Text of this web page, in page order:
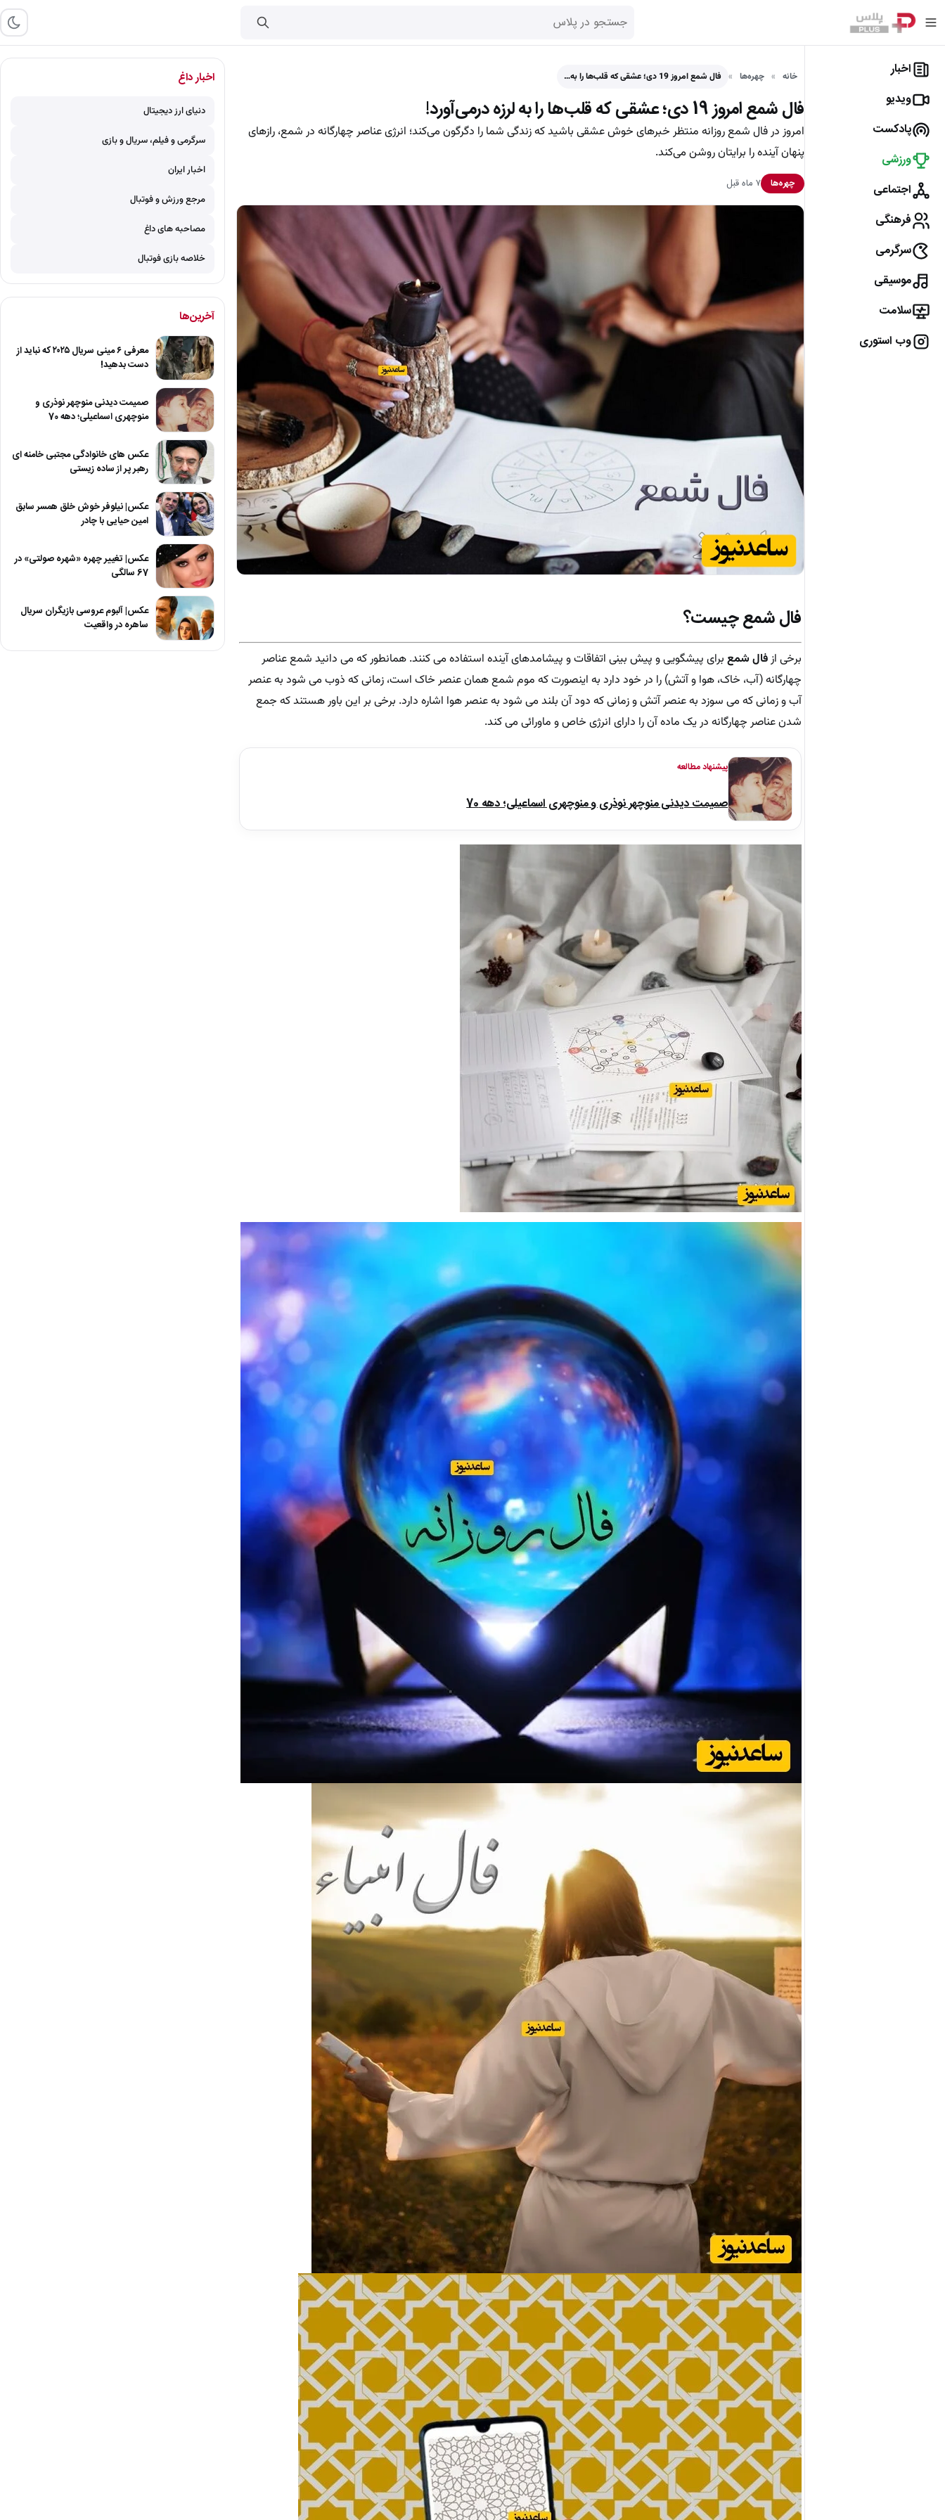
اخبار
ویدیو
پادکست
ورزشی
اجتماعی
فرهنگی
سرگرمی
موسیقی
سلامت
وب استوری
خانه چهره‌ها فال شمع امروز 19 دی؛ عشقی که قلب‌ها را به…
فال شمع امروز 19 دی؛ عشقی که قلب‌ها را به لرزه درمی‌آورد!
امروز در فال شمع روزانه منتظر خبرهای خوش عشقی باشید که زندگی شما را دگرگون می‌کند؛ انرژی عناصر چهارگانه در شمع، رازهای
پنهان آینده را برایتان روشن می‌کند.
چهره‌ها ۷ ماه قبل
فال شمع چیست؟
برخی ازفال شمع برای پیشگویی و پیش بینی اتفاقات و پیشامدهای آینده استفاده می کنند. همانطور که می دانید شمع عناصر
چهارگانه (آب، خاک، هوا و آتش) را در خود دارد به اینصورت که موم شمع همان عنصر خاک است، زمانی که ذوب می شود به عنصر
آب و زمانی که می سوزد به عنصر آتش و زمانی که دود آن بلند می شود به عنصر هوا اشاره دارد. برخی بر این باور هستند که جمع
شدن عناصر چهارگانه در یک ماده آن را دارای انرژی خاص و ماورائی می کند.
پیشنهاد مطالعه
صمیمت دیدنی منوچهر نوذری و منوچهری اسماعیلی؛ دهه 70
اخبار داغ
دنیای ارز دیجیتال
سرگرمی و فیلم، سریال و بازی
اخبار ایران
مرجع ورزش و فوتبال
مصاحبه های داغ
خلاصه بازی فوتبال
آخرین‌ها
معرفی ۶ مینی سریال ۲۰۲۵ که نباید از
دست بدهید!
صمیمت دیدنی منوچهر نوذری و
منوچهری اسماعیلی؛ دهه 70
عکس های خانوادگی مجتبی خامنه ای
رهبر پر از ساده زیستی
عکس| نیلوفر خوش خلق همسر سابق
امین حیایی با چادر
عکس| تغییر چهره «شهره صولتی» در
67 سالگی
عکس| آلبوم عروسی بازیگران سریال
ساهره در واقعیت